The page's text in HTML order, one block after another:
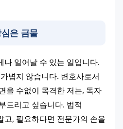
은 금물
나 일어날 수 있는 일입니다.
볍지 않습니다. 변호사로서
을 수없이 목격한 저는, 독자
드리고 싶습니다. 법적
고, 필요하다면 전문가의 손을